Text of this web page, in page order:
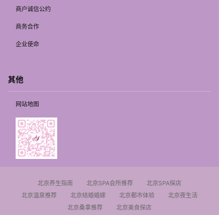
商户诚信公约
商务合作
企业使命
其他
网站地图
北京养生指南 北京SPA会所推荐
北京SPA探店
北京温泉推荐
北京结婚婚嫁 北京都市体验
北京夜生活
北京桑拿推荐
北京美食探店